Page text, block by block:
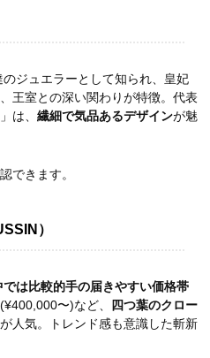
ジュエラーとして知られ、皇妃
王室との深い関わりが特徴。代表
は、 繊細で気品あるデザインが魅
できます。
）
は比較的手の届きやすい価格帯
〜)など、
四つ葉のクロー
人気。トレンド感も意識した斬新